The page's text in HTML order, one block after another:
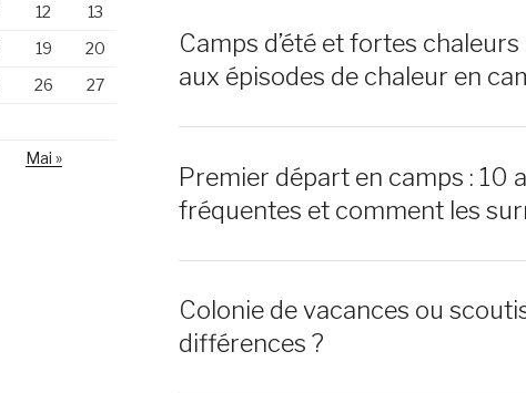
12
13
19
20
26
27
Mai »
Camps d’été et fortes
aux épisodes de chaleur en
Premier départ en camps : 10
fréquentes et comment les
Colonie de vacances ou
différences ?